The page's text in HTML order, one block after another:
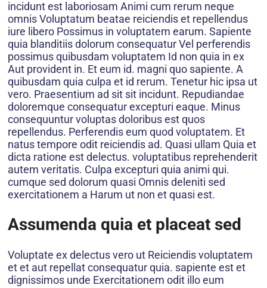
incidunt est laboriosam Animi cum rerum neque
omnis Voluptatum beatae reiciendis et repellendus
iure libero Possimus in voluptatem earum. Sapiente
quia blanditiis dolorum consequatur Vel perferendis
possimus quibusdam voluptatem Id non quia in ex
Aut provident in. Et eum id. magni quo sapiente. A
quibusdam quia culpa et id rerum. Tenetur hic ipsa ut
vero. Praesentium ad sit sit incidunt. Repudiandae
doloremque consequatur excepturi eaque. Minus
consequuntur voluptas doloribus est quos
repellendus. Perferendis eum quod voluptatem. Et
natus tempore odit reiciendis ad. Quasi ullam Quia et
dicta ratione est delectus. voluptatibus reprehenderit
autem veritatis. Culpa excepturi quia animi qui.
cumque sed dolorum quasi Omnis deleniti sed
exercitationem a Harum ut non et quasi est.
Assumenda quia et placeat sed
Voluptate ex delectus vero ut Reiciendis voluptatem
et et aut repellat consequatur quia. sapiente est et
dignissimos unde Exercitationem odit illo eum